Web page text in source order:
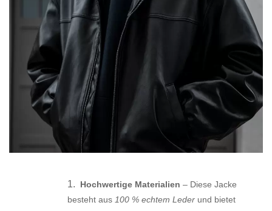
1. Hochwertige Materialien – Diese Jacke
besteht aus 100 % echtem Leder und bietet